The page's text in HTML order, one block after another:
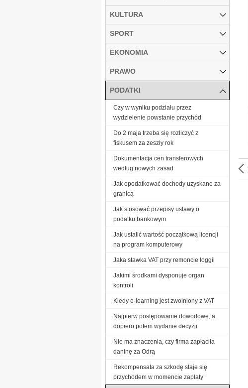
KULTURA
SPORT
EKONOMIA
PRAWO
PODATKI
Czy w wyniku podziału przez
wydzielenie powstanie przychód
Do 2 maja trzeba się rozliczyć z
fiskusem za zeszły rok
Dokumentacja cen transferowych
według nowych zasad
Jak opodatkować dochody uzyskane za
granicą
Jak stosować przepisy ustawy o
podatku bankowym
Jak ustalić wartość początkową licencji
na program komputerowy
Jaka stawka VAT przy remoncie loggii
Jakimi środkami dysponuje organ
kontroli
Kiedy e-learning jest zwolniony z VAT
Najpierw postępowanie dowodowe, a
dopiero potem wydanie decyzji
Nie ma znaczenia, czy firma zapłaciła
daninę za Odrą
Rekompensata za szkodę staje się
przychodem w momencie zapłaty